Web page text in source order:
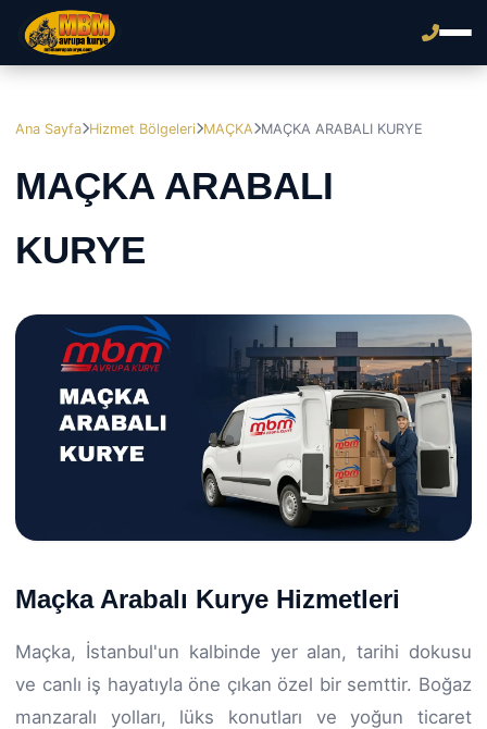
Ana Sayfa Hizmet Bölgeleri MAÇKA MAÇKA ARABALI KURYE
MAÇKA ARABALI
KURYE
Maçka Arabalı Kurye Hizmetleri
Maçka, İstanbul'un kalbinde yer alan, tarihi dokusu
ve canlı iş hayatıyla öne çıkan özel bir semttir. Boğaz
manzaralı yolları, lüks konutları ve yoğun ticaret